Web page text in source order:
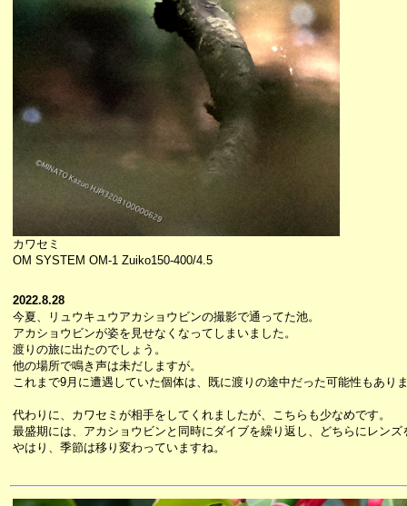
カワセミ
OM SYSTEM OM-1 Zuiko150-400/4.5
2022.8.28
今夏、リュウキュウアカショウビンの撮影で通ってた池。
アカショウビンが姿を見せなくなってしまいました。
渡りの旅に出たのでしょう。
他の場所で鳴き声は未だしますが。
これまで9月に遭遇していた個体は、既に渡りの途中だった可能性もあり
代わりに、カワセミが相手をしてくれましたが、こちらも少なめです。
最盛期には、アカショウビンと同時にダイブを繰り返し、どちらにレン
やはり、季節は移り変わっていますね。